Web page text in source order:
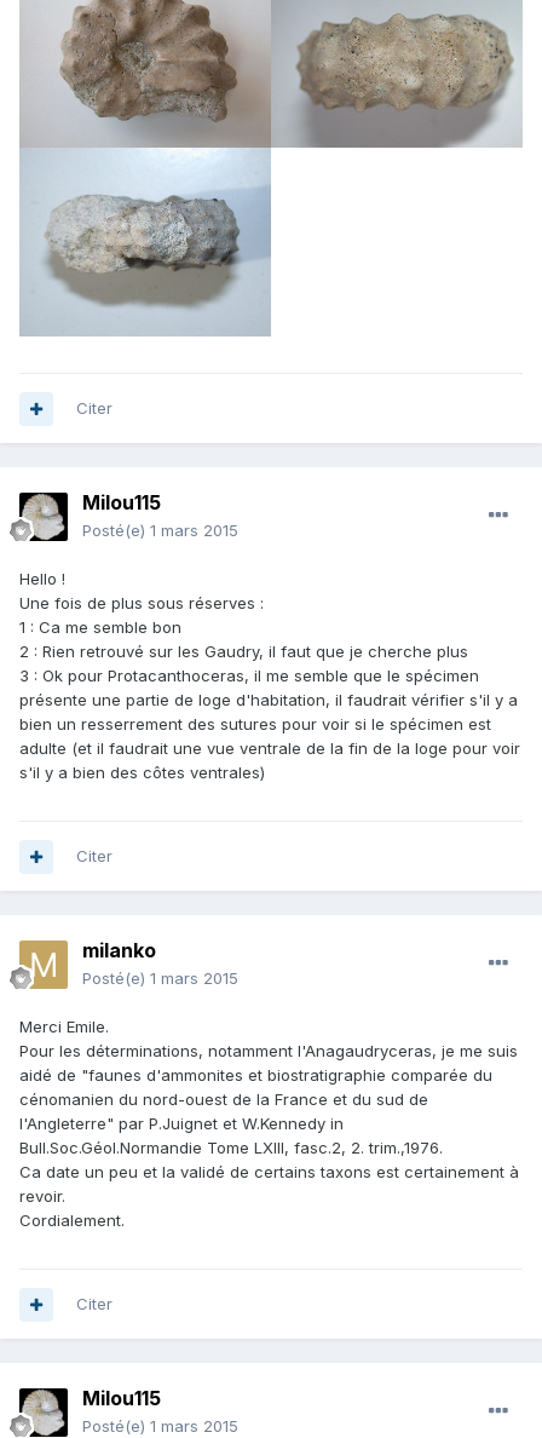
Citer
Milou115
Posté(e) 1 mars 2015
Hello !
Une fois de plus sous réserves :
1 : Ca me semble bon
2 : Rien retrouvé sur les Gaudry, il faut que je cherche plus
3 : Ok pour Protacanthoceras, il me semble que le spécimen
présente une partie de loge d'habitation, il faudrait vérifier s'il y a
bien un resserrement des sutures pour voir si le spécimen est
adulte (et il faudrait une vue ventrale de la fin de la loge pour voir
s'il y a bien des côtes ventrales)
Citer
milanko
Posté(e) 1 mars 2015
Merci Emile.
Pour les déterminations, notamment l'Anagaudryceras, je me suis
aidé de "faunes d'ammonites et biostratigraphie comparée du
cénomanien du nord-ouest de la France et du sud de
l'Angleterre" par P.Juignet et W.Kennedy in
Bull.Soc.Géol.Normandie Tome LXlll, fasc.2, 2. trim.,1976.
Ca date un peu et la validé de certains taxons est certainement à
revoir.
Cordialement.
Citer
Milou115
Posté(e) 1 mars 2015